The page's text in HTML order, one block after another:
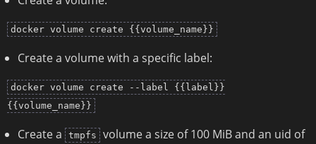
docker volume create {{volume_name}}
Create a volume with a specific label:
docker volume create --label {{label}}
{{volume_name}}
Create a tmpfs
volume a size of 100 MiB and an uid of